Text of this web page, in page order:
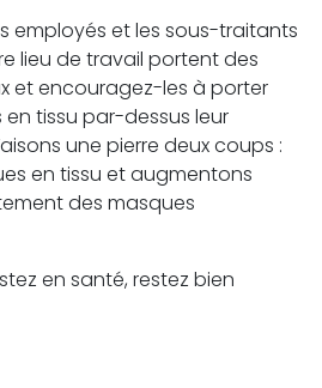
employés et les sous-traitants
lieu de travail portent des
et encouragez-les à porter
en tissu par-dessus leur
une pierre deux coups :
en tissu et augmentons
des masques
en santé, restez bien